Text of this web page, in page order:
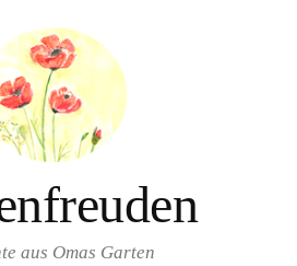
aus Omas Garten